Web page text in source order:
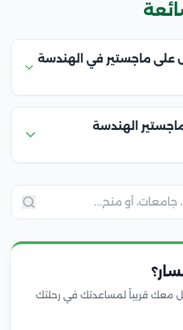
على ماجستير في الهندسة
الهندسة
معك قريباً لمساعدتك في رحلتك